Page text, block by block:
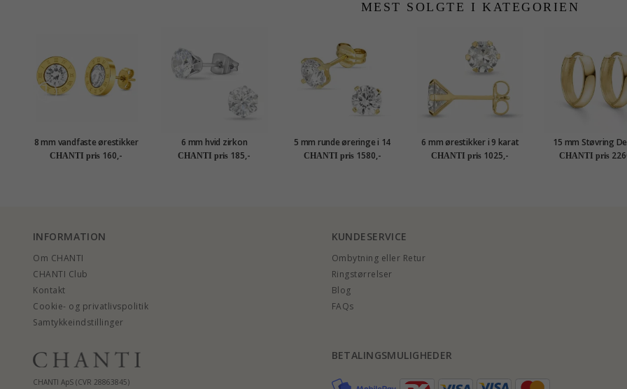
MEST SOLGTE I KATEGORIEN
8 mm vandfaste ørestikker
i forgyldt stål - OCEANA
CHANTI pris 160,-
6 mm hvid zirkon
ørestikker i titanium
CHANTI pris 185,-
5 mm runde øreringe i 14
karat guld med zirkon -
Gold Collection
CHANTI pris 1580,-
6 mm ørestikker i 9 karat
guld med zirkon - Gold
Collection
CHANTI pris 1025,-
15 mm Støvring
creoler i 8 karat
CHANTI pris
INFORMATION
Om CHANTI
CHANTI Club
Kontakt
Cookie- og privatlivspolitik
Samtykkeindstillinger
KUNDESERVICE
Ombytning eller Retur
Ringstørrelser
Blog
FAQs
CHANTI ApS (CVR 28863845)
BETALINGSMULIGHEDER